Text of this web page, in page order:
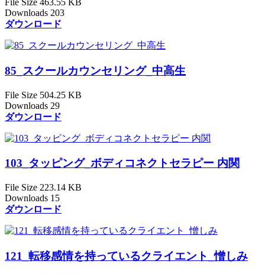
File Size 463.55 KB
Downloads 203
ダウンロード
85_スクールカウンセリング_中高生
File Size 504.25 KB
Downloads 29
ダウンロード
103_タッピング_ボディコネクトセラピー 内関
File Size 223.14 KB
Downloads 15
ダウンロード
121_転移感情を持っているクライエント_憎しみ